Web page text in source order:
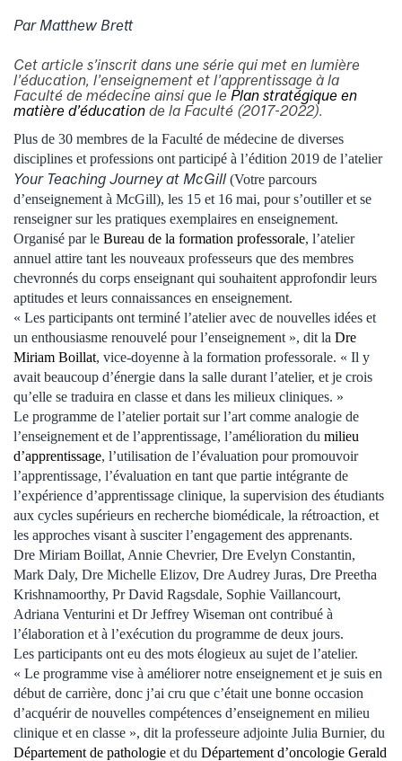
Par Matthew Brett
Cet article s’inscrit dans une série qui met en lumière
l’éducation, l’enseignement et l’apprentissage à la
Faculté de médecine ainsi que lePlan stratégique en
matière d’éducation de la Faculté (2017-2022).
Plus de 30 membres de la Faculté de médecine de diverses
disciplines et professions ont participé à l’édition 2019 de l’atelier
Your Teaching Journey at McGill(Votre parcours
d’enseignement à McGill), les 15 et 16 mai, pour s’outiller et se
renseigner sur les pratiques exemplaires en enseignement.
Organisé par le Bureau de la formation professorale, l’atelier
annuel attire tant les nouveaux professeurs que des membres
chevronnés du corps enseignant qui souhaitent approfondir leurs
aptitudes et leurs connaissances en enseignement.
« Les participants ont terminé l’atelier avec de nouvelles idées et
un enthousiasme renouvelé pour l’enseignement », dit la Dre
Miriam Boillat, vice-doyenne à la formation professorale. « Il y
avait beaucoup d’énergie dans la salle durant l’atelier, et je crois
qu’elle se traduira en classe et dans les milieux cliniques. »
Le programme de l’atelier portait sur l’art comme analogie de
l’enseignement et de l’apprentissage, l’amélioration du milieu
d’apprentissage, l’utilisation de l’évaluation pour promouvoir
l’apprentissage, l’évaluation en tant que partie intégrante de
l’expérience d’apprentissage clinique, la supervision des étudiants
aux cycles supérieurs en recherche biomédicale, la rétroaction, et
les approches visant à susciter l’engagement des apprenants.
Dre Miriam Boillat, Annie Chevrier, Dre Evelyn Constantin,
Mark Daly, Dre Michelle Elizov, Dre Audrey Juras, Dre Preetha
Krishnamoorthy, Pr David Ragsdale, Sophie Vaillancourt,
Adriana Venturini et Dr Jeffrey Wiseman ont contribué à
l’élaboration et à l’exécution du programme de deux jours.
Les participants ont eu des mots élogieux au sujet de l’atelier.
« Le programme vise à améliorer notre enseignement et je suis en
début de carrière, donc j’ai cru que c’était une bonne occasion
d’acquérir de nouvelles compétences d’enseignement en milieu
clinique et en classe », dit la professeure adjointe Julia Burnier, du
Département de pathologie et du Département d’oncologie Gerald